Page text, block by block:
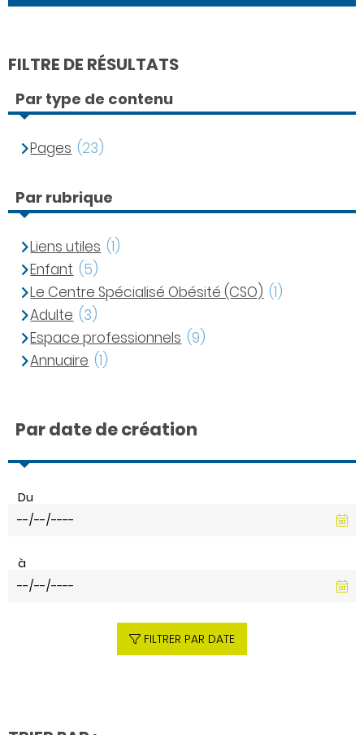
FILTRE DE RÉSULTATS
Par type de contenu
Pages (23)
Par rubrique
Liens utiles (1)
Enfant (5)
Le Centre Spécialisé Obésité (CSO) (1)
Adulte (3)
Espace professionnels (9)
Annuaire (1)
Par date de création
Du
à
FILTRER PAR DATE